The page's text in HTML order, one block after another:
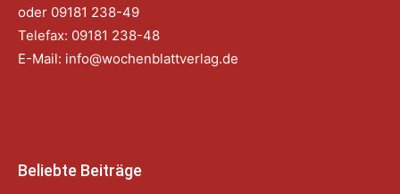
oder 09181 238-49
Telefax: 09181 238-48
E-Mail: info@wochenblattverlag.de
Beliebte Beiträge